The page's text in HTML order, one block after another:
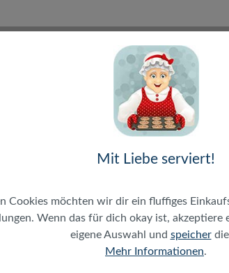
Smart
Mit Liebe serviert!
Cookies möchten wir dir ein fluffiges
Wenn das für dich okay ist,
eigene Auswahl und speicher
Mehr Informationen.